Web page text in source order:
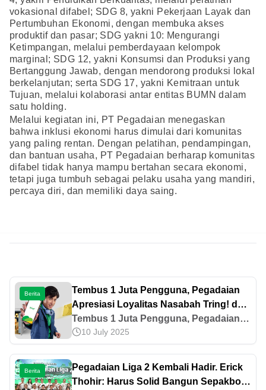
vokasional difabel; SDG 8, yakni Pekerjaan Layak dan
Pertumbuhan Ekonomi, dengan membuka akses
produktif dan pasar; SDG yakni 10: Mengurangi
Ketimpangan, melalui pemberdayaan kelompok
marginal; SDG 12, yakni Konsumsi dan Produksi yang
Bertanggung Jawab, dengan mendorong produksi lokal
berkelanjutan; serta SDG 17, yakni Kemitraan untuk
Tujuan, melalui kolaborasi antar entitas BUMN dalam
satu holding.
Melalui kegiatan ini, PT Pegadaian menegaskan
bahwa inklusi ekonomi harus dimulai dari komunitas
yang paling rentan. Dengan pelatihan, pendampingan,
dan bantuan usaha, PT Pegadaian berharap komunitas
difabel tidak hanya mampu bertahan secara ekonomi,
tetapi juga tumbuh sebagai pelaku usaha yang mandiri,
percaya diri, dan memiliki daya saing.
Berita
Tembus 1 Juta Pengguna, Pegadaian
Apresiasi Loyalitas Nasabah Tring! dan
Komitmen Percepat Transformasi
Digital
Tembus 1 Juta Pengguna, Pegadaian
Apresiasi Loyalitas Nasabah Tring! dan
Komitmen Percepat Transformasi
Digital
10 July 2025
Berita
Pegadaian Liga 2 Kembali Hadir. Erick
Thohir: Harus Solid Bangun Sepakbola